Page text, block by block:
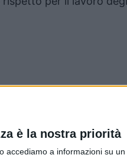
è la nostra priorità
accediamo a informazioni su
in Tag: